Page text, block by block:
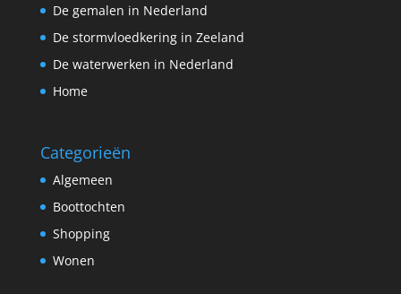
De gemalen in Nederland
De stormvloedkering in Zeeland
De waterwerken in Nederland
Home
Categorieën
Algemeen
Boottochten
Shopping
Wonen